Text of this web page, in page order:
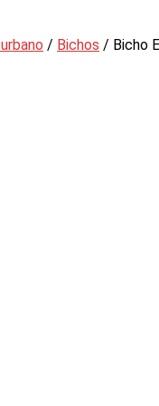
/ Bichos / Bicho